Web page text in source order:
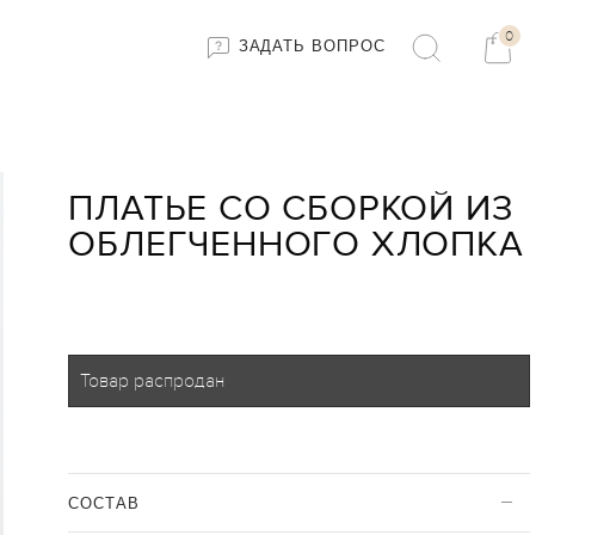
ЗАДАТЬ ВОПРОС
0
ПЛАТЬЕ СО СБОРКОЙ ИЗ
ОБЛЕГЧЕННОГО ХЛОПКА
Товар распродан
CОСТАВ